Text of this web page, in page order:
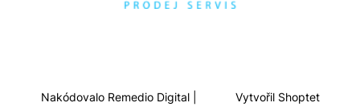
Nakódovalo Remedio Digital| Vytvořil Shoptet